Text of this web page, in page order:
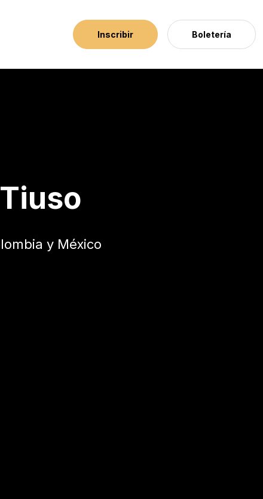
Inscribir Boletería
y México